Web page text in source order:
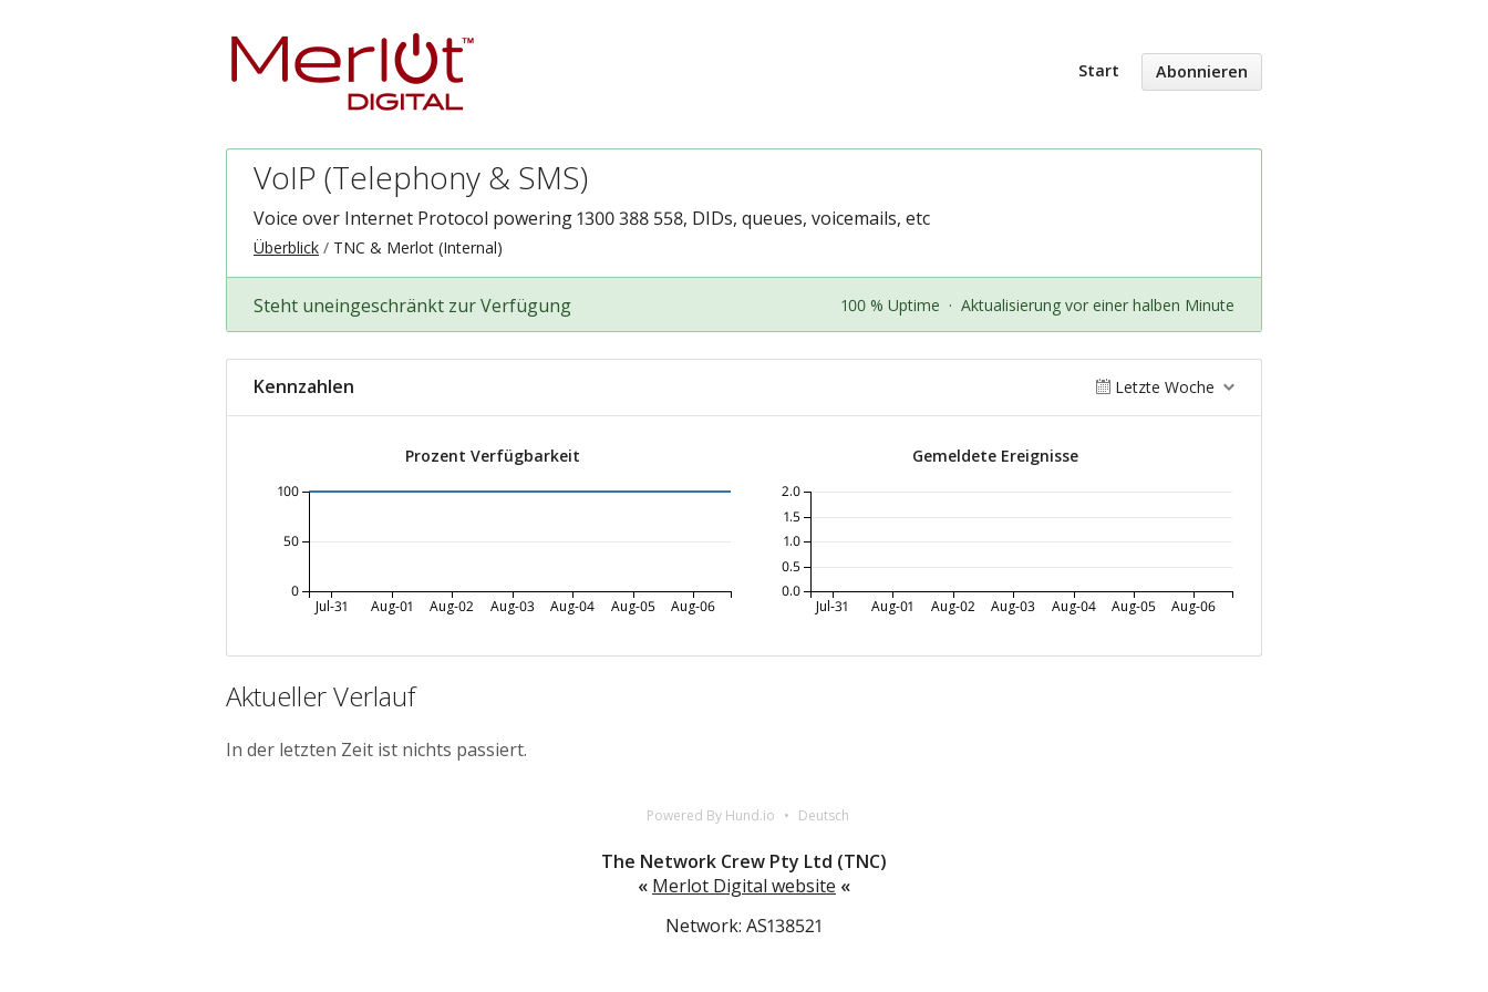
Start Abonnieren
VoIP (Telephony & SMS)
Voice over Internet Protocol powering 1300 388 558, DIDs, queues, voicemails, etc
Überblick TNC & Merlot (Internal)
Steht uneingeschränkt zur Verfügung 100 % Uptime · Aktualisierung vor einer halben Minute
Kennzahlen Letzte Woche
Prozent Verfügbarkeit
Jul-31 Aug-01 Aug-02 Aug-03 Aug-04 Aug-05 Aug-06
0
50
100
Gemeldete Ereignisse
Jul-31 Aug-01 Aug-02 Aug-03 Aug-04 Aug-05 Aug-06
0.0
0.5
1.0
1.5
2.0
Aktueller Verlauf
In der letzten Zeit ist nichts passiert.
Powered By Hund.io Deutsch
The Network Crew Pty Ltd (TNC)
« Merlot Digital website «
Network: AS138521